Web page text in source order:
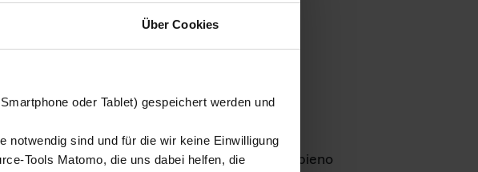
Über Cookies
oder Tablet) gespeichert werden und
notwendig sind und für die wir keine Einwilligung
Tools Matomo, die uns dabei helfen, die
daDas ganze LebenGmbH e rimangono in pieno